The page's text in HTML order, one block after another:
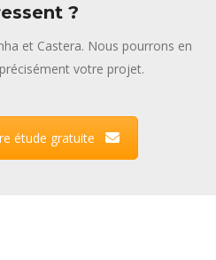
?
et Castera. Nous pourrons en
votre projet.
étude gratuite